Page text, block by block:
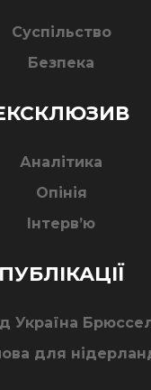
Суспільство
Безпека
Аналітика
Опінія
Інтерв’ю
ПУБЛІКАЦІЇ
Україна
для